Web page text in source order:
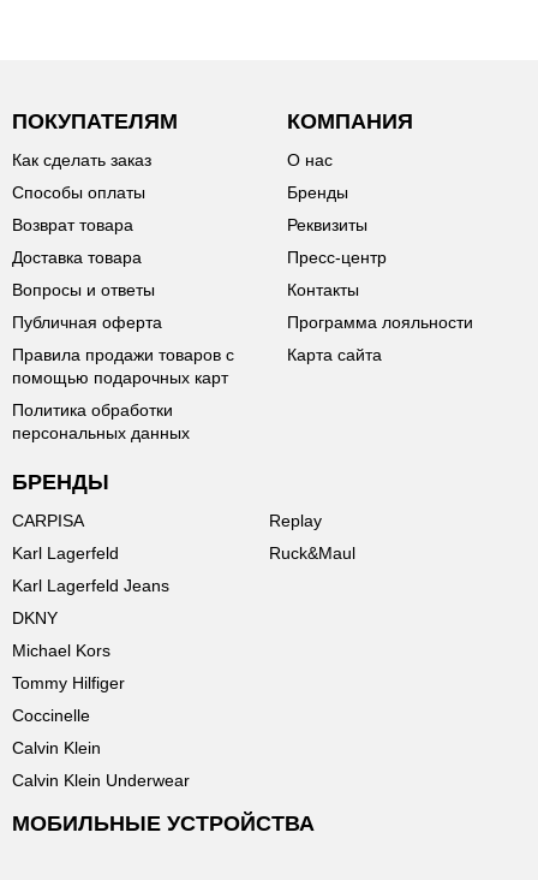
ПОКУПАТЕЛЯМ
Как сделать заказ
Способы оплаты
Возврат товара
Доставка товара
Вопросы и ответы
Публичная оферта
Правила продажи товаров с
помощью подарочных карт
Политика обработки
персональных данных
КОМПАНИЯ
О нас
Бренды
Реквизиты
Пресс-центр
Контакты
Программа лояльности
Карта сайта
БРЕНДЫ
CARPISA
Karl Lagerfeld
Karl Lagerfeld Jeans
DKNY
Michael Kors
Tommy Hilfiger
Coccinelle
Calvin Klein
Calvin Klein Underwear
Replay
Ruck&Maul
МОБИЛЬНЫЕ УСТРОЙСТВА